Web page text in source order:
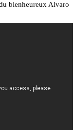
bienheureux Alvaro